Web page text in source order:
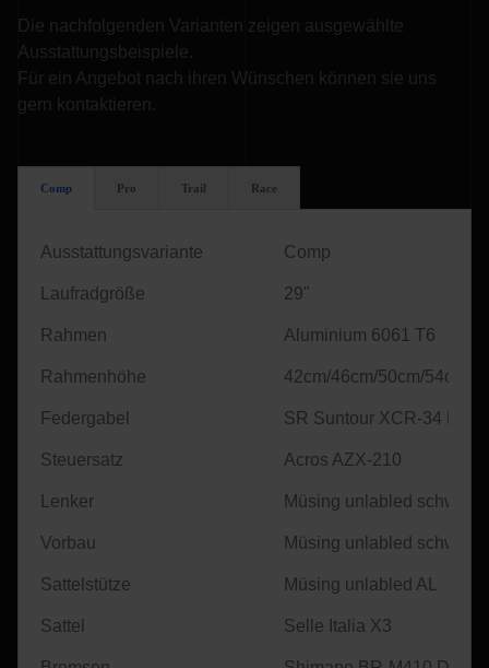
Die nachfolgenden Varianten zeigen ausgewählte
Ausstattungsbeispiele.
Für ein Angebot nach ihren Wünschen können sie uns
gern kontaktieren.
Comp Pro Trail Race
Ausstattungsvariante Comp
Laufradgröße 29"
Rahmen Aluminium 6061 T6
Rahmenhöhe 42cm/46cm/50cm/54cm
Federgabel SR Suntour XCR-34 RL
Steuersatz Acros AZX-210
Lenker Müsing unlabled schwarz
Vorbau Müsing unlabled schwarz
Sattelstütze Müsing unlabled AL
Sattel Selle Italia X3